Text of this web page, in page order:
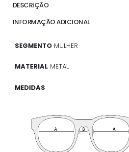
DESCRIÇÃO
INFORMAÇÃO ADICIONAL
SEGMENTO MULHER
MATERIAL METAL
MEDIDAS